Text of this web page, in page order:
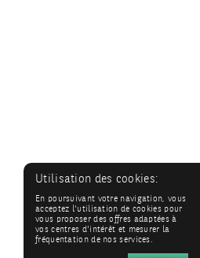
Utilisation des cookies:
En poursuivant votre navigation, vous
acceptez l'utilisation de cookies pour
vous proposer des offres adaptées à
vos centres d'intérêt et mesurer la
fréquentation de nos services.